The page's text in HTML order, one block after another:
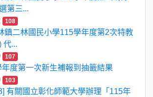
第三...
108
鎮二林國民小學115學年度第2次特教
代...
107
度第一次新生補報到抽籤結果
103
有關國立彰化師範大學辦理「115年